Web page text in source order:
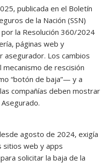
publicada en el Boletín
de la Nación (SSN)
la Resolución 360/2024
páginas web y
asegurador. Los cambios
mecanismo de rescisión
“botón de baja”— y a
compañías deben mostrar
agosto de 2024, exigía
sitios web y apps
solicitar la baja de la